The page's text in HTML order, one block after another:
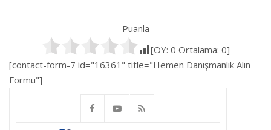
Puanla
[OY: 0 Ortalama: 0]
[contact-form-7 id="16361" title="Hemen Danışmanlık Alın
Formu"]